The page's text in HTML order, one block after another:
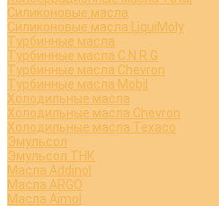
Силиконовые масла
Силиконовые масла LiquiMoly
Турбинные масла
Турбинные масла C.N.R.G
Турбинные масла Chevron
Турбинные масла Mobil
Холодильные масла
Холодильные масла Chevron
Холодильные масла Texaco
Эмульсол
Эмульсол ТНК
Масла Addinol
Масла ARGO
Масла Aimol